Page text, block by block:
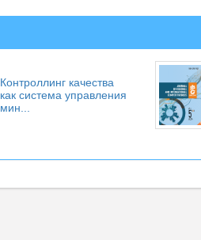
Контроллинг качества
как система управления
мин...